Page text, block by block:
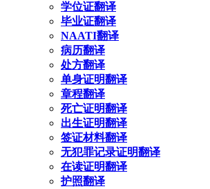
学位证翻译
毕业证翻译
NAATI翻译
病历翻译
处方翻译
单身证明翻译
章程翻译
死亡证明翻译
出生证明翻译
签证材料翻译
无犯罪记录证明翻译
在读证明翻译
护照翻译